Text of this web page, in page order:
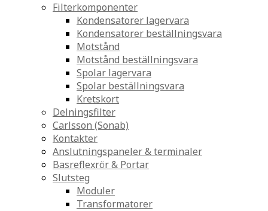
Filterkomponenter
Kondensatorer lagervara
Kondensatorer beställningsvara
Motstånd
Motstånd beställningsvara
Spolar lagervara
Spolar beställningsvara
Kretskort
Delningsfilter
Carlsson (Sonab)
Kontakter
Anslutningspaneler & terminaler
Basreflexrör & Portar
Slutsteg
Moduler
Transformatorer